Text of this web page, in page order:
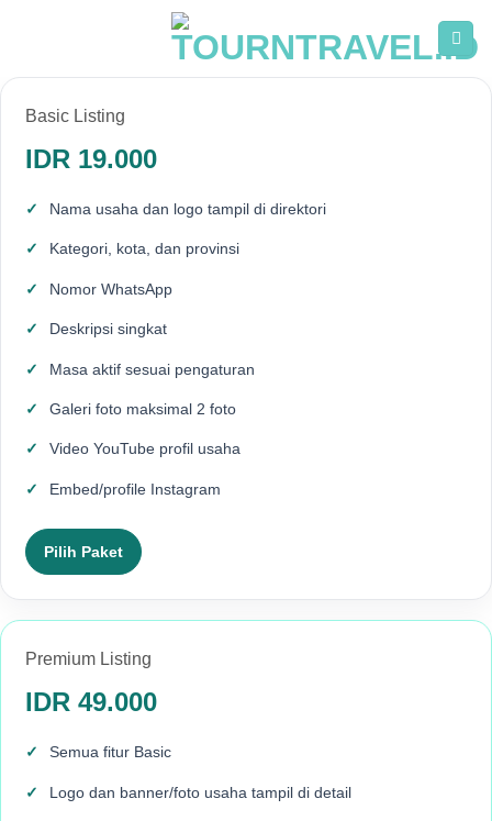
Basic Listing
IDR 19.000
Nama usaha dan logo tampil di direktori
Kategori, kota, dan provinsi
Nomor WhatsApp
Deskripsi singkat
Masa aktif sesuai pengaturan
Galeri foto maksimal 2 foto
Video YouTube profil usaha
Embed/profile Instagram
Pilih Paket
Premium Listing
IDR 49.000
Semua fitur Basic
Logo dan banner/foto usaha tampil di detail